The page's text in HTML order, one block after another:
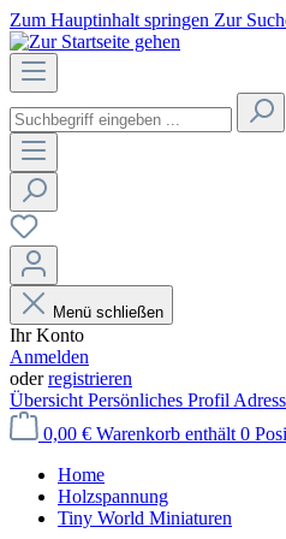
Zum Hauptinhalt springen Zur
Menü schließen
Ihr Konto
Anmelden
oderregistrieren
Übersicht Persönliches Profil
0,00 € Warenkorb enthält 0
Home
Holzspannung
Tiny World Miniaturen